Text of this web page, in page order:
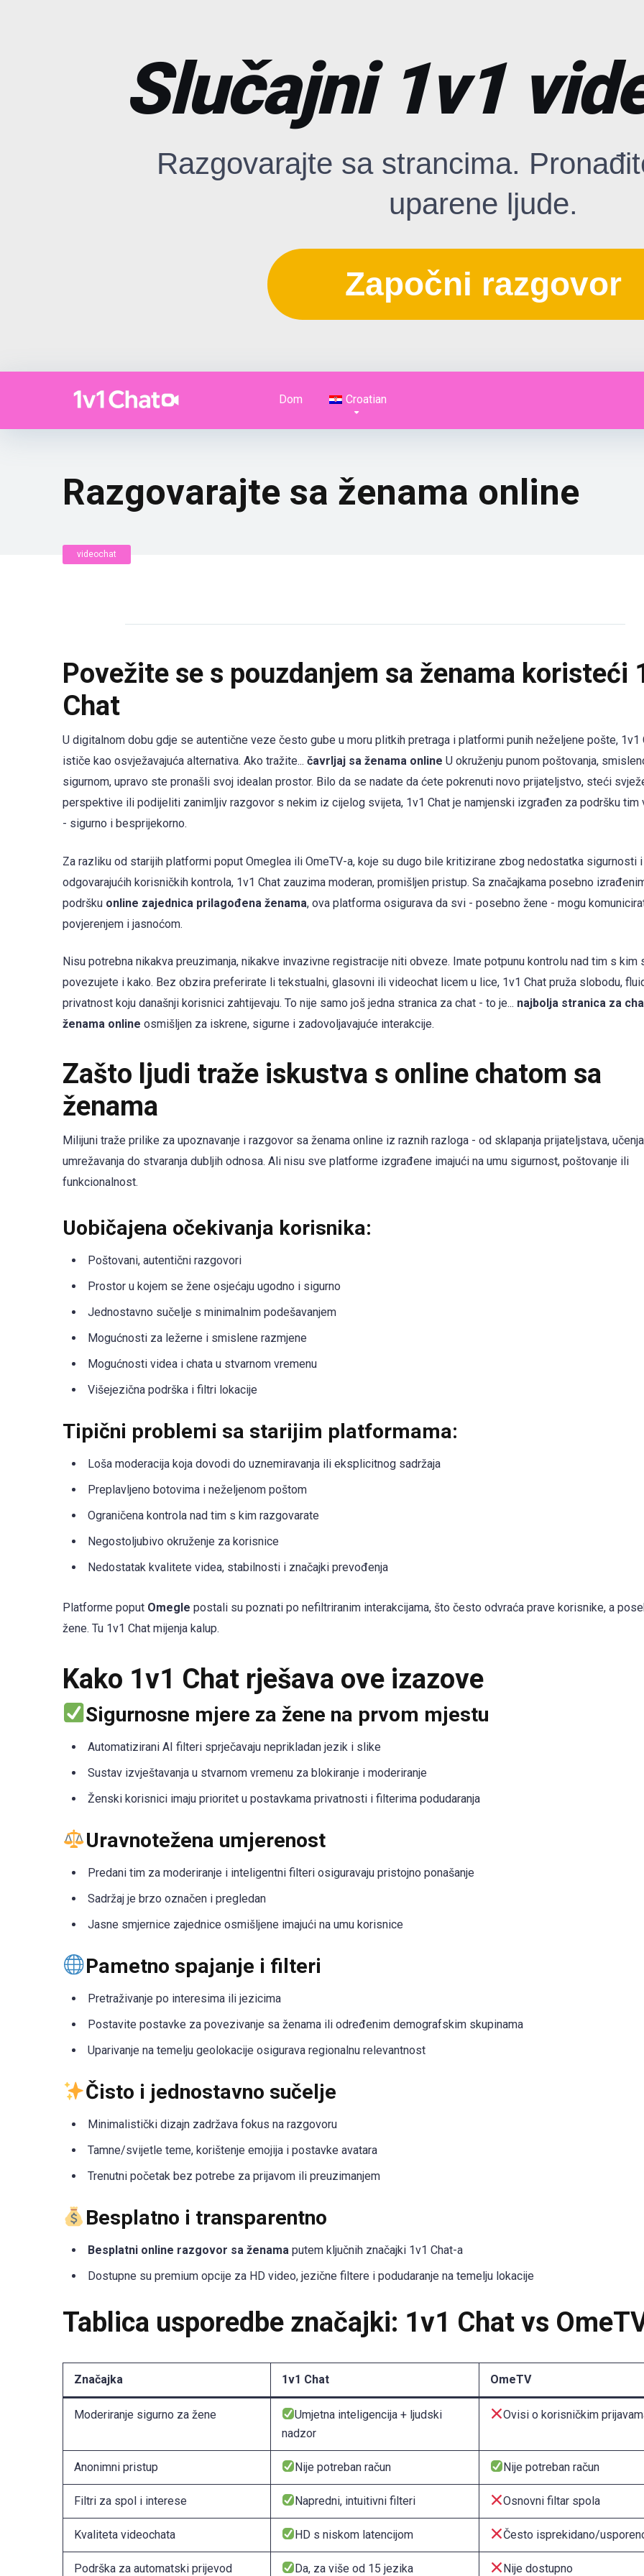
Slučajni 1v1
Razgovarajte sa strancima.
uparene ljude.
Započni razgovor
Dom Croatian
Razgovarajte sa ženama online
videochat
Povežite se s pouzdanjem sa ženama koristeći
Chat
U digitalnom dobu gdje se autentične veze često gube u moru plitkih pretraga i platformi punih neželjene pošte, 1v1
ističe kao osvježavajuća alternativa. Ako tražite... čavrljaj sa ženama online U okruženju punom poštovanja,
sigurnom, upravo ste pronašli svoj idealan prostor. Bilo da se nadate da ćete pokrenuti novo prijateljstvo, steći
perspektive ili podijeliti zanimljiv razgovor s nekim iz cijelog svijeta, 1v1 Chat je namjenski izgrađen za podršku tim
- sigurno i besprijekorno.
Za razliku od starijih platformi poput Omeglea ili OmeTV-a, koje su dugo bile kritizirane zbog nedostatka sigurnosti i
odgovarajućih korisničkih kontrola, 1v1 Chat zauzima moderan, promišljen pristup. Sa značajkama posebno
podršku online zajednica prilagođena ženama, ova platforma osigurava da svi - posebno žene - mogu
povjerenjem i jasnoćom.
Nisu potrebna nikakva preuzimanja, nikakve invazivne registracije niti obveze. Imate potpunu kontrolu nad tim s kim
povezujete i kako. Bez obzira preferirate li tekstualni, glasovni ili videochat licem u lice, 1v1 Chat pruža slobodu,
privatnost koju današnji korisnici zahtijevaju. To nije samo još jedna stranica za chat - to je... najbolja stranica za
ženama online osmišljen za iskrene, sigurne i zadovoljavajuće interakcije.
Zašto ljudi traže iskustva s online chatom sa
ženama
Milijuni traže prilike za upoznavanje i razgovor sa ženama online iz raznih razloga - od sklapanja prijateljstava,
umrežavanja do stvaranja dubljih odnosa. Ali nisu sve platforme izgrađene imajući na umu sigurnost, poštovanje ili
funkcionalnost.
Uobičajena očekivanja korisnika:
Poštovani, autentični razgovori
Prostor u kojem se žene osjećaju ugodno i sigurno
Jednostavno sučelje s minimalnim podešavanjem
Mogućnosti za ležerne i smislene razmjene
Mogućnosti videa i chata u stvarnom vremenu
Višejezična podrška i filtri lokacije
Tipični problemi sa starijim platformama:
Loša moderacija koja dovodi do uznemiravanja ili eksplicitnog sadržaja
Preplavljeno botovima i neželjenom poštom
Ograničena kontrola nad tim s kim razgovarate
Negostoljubivo okruženje za korisnice
Nedostatak kvalitete videa, stabilnosti i značajki prevođenja
Platforme poput Omegle postali su poznati po nefiltriranim interakcijama, što često odvraća prave korisnike, a
žene. Tu 1v1 Chat mijenja kalup.
Kako 1v1 Chat rješava ove izazove
Sigurnosne mjere za žene na prvom mjestu
Automatizirani AI filteri sprječavaju neprikladan jezik i slike
Sustav izvještavanja u stvarnom vremenu za blokiranje i moderiranje
Ženski korisnici imaju prioritet u postavkama privatnosti i filterima podudaranja
Uravnotežena umjerenost
Predani tim za moderiranje i inteligentni filteri osiguravaju pristojno ponašanje
Sadržaj je brzo označen i pregledan
Jasne smjernice zajednice osmišljene imajući na umu korisnice
Pametno spajanje i filteri
Pretraživanje po interesima ili jezicima
Postavite postavke za povezivanje sa ženama ili određenim demografskim skupinama
Uparivanje na temelju geolokacije osigurava regionalnu relevantnost
Čisto i jednostavno sučelje
Minimalistički dizajn zadržava fokus na razgovoru
Tamne/svijetle teme, korištenje emojija i postavke avatara
Trenutni početak bez potrebe za prijavom ili preuzimanjem
Besplatno i transparentno
Besplatni online razgovor sa ženama putem ključnih značajki 1v1 Chat-a
Dostupne su premium opcije za HD video, jezične filtere i podudaranje na temelju lokacije
Tablica usporedbe značajki: 1v1 Chat vs
Značajka 1v1 Chat OmeTV
Moderiranje sigurno za žene
Umjetna inteligencija + ljudski
nadzor
Ovisi o korisničkim
Anonimni pristup Nije potreban račun Nije potreban račun
Filtri za spol i interese Napredni, intuitivni filteri Osnovni filtar spola
Kvaliteta videochata HD s niskom latencijom Često isprekidano/
Podrška za automatski prijevod Da, za više od 15 jezika Nije dostupno